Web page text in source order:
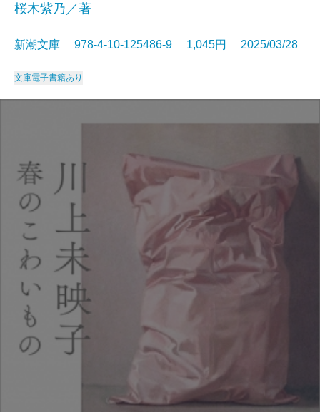
桜木紫乃／著
新潮文庫 978-4-10-125486-9 1,045円 2025/03/28
文庫電子書籍あり